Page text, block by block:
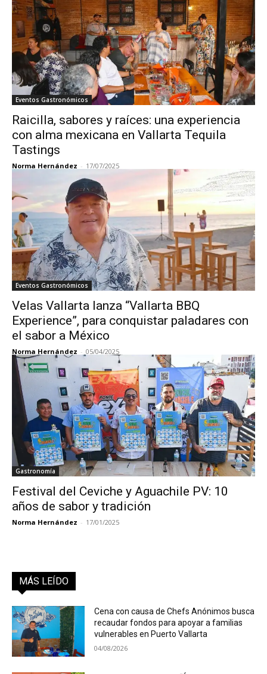
Eventos Gastronómicos
Raicilla, sabores y raíces: una experiencia
con alma mexicana en Vallarta Tequila
Tastings
Norma Hernández - 17/07/2025
Eventos Gastronómicos
Velas Vallarta lanza “Vallarta BBQ
Experience”, para conquistar paladares con
el sabor a México
Norma Hernández - 05/04/2025
Gastronomía
Festival del Ceviche y Aguachile PV: 10
años de sabor y tradición
Norma Hernández - 17/01/2025
MÁS LEÍDO
Cena con causa de Chefs Anónimos busca
recaudar fondos para apoyar a familias
vulnerables en Puerto Vallarta
04/08/2026